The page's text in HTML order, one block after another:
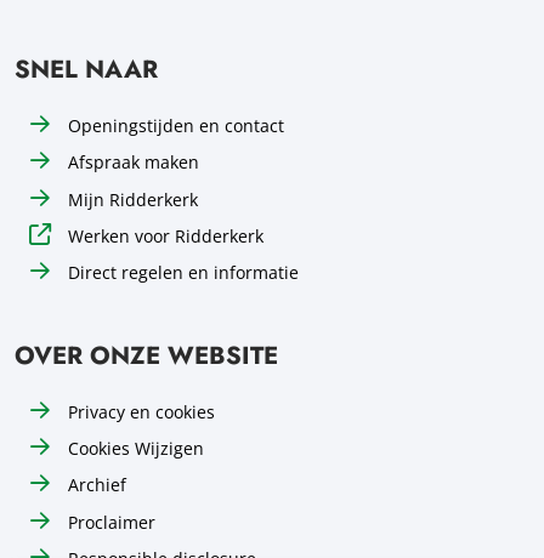
SNEL NAAR
Openingstijden en contact
Afspraak maken
Mijn Ridderkerk
Werken voor Ridderkerk
Direct regelen en informatie
OVER ONZE WEBSITE
Privacy en cookies
Cookies Wijzigen
Archief
Proclaimer